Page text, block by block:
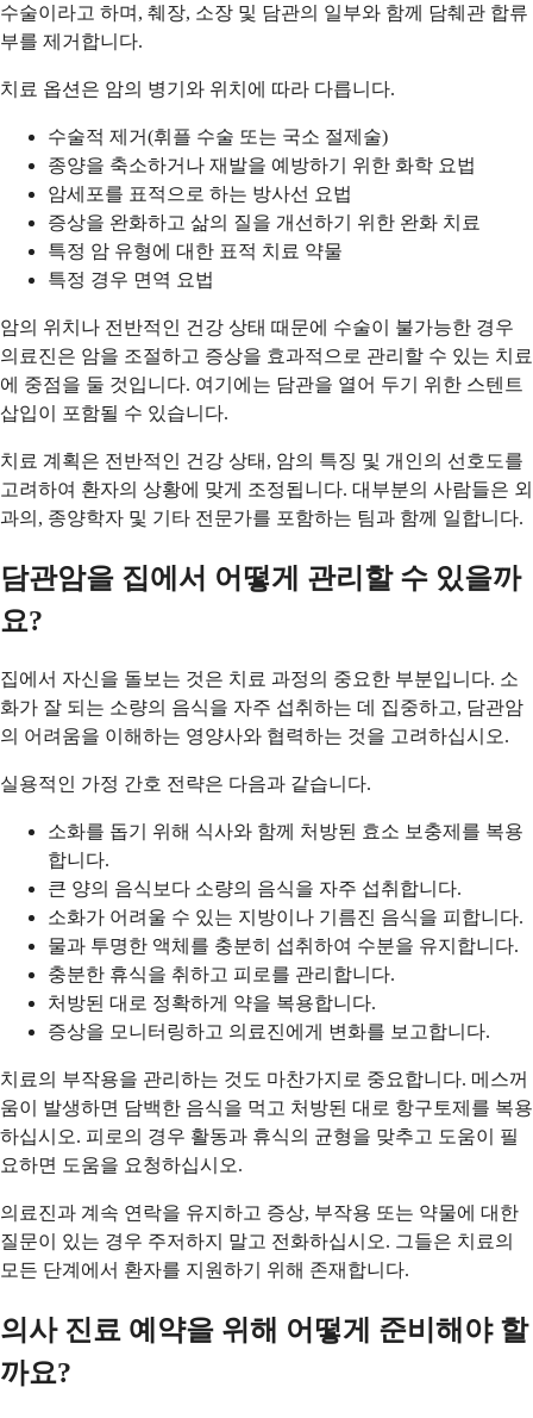
수술이라고 하며, 췌장, 소장 및 담관의 일부와 함께 담췌관 합류
부를 제거합니다.
치료 옵션은 암의 병기와 위치에 따라 다릅니다.
수술적 제거(휘플 수술 또는 국소 절제술)
종양을 축소하거나 재발을 예방하기 위한 화학 요법
암세포를 표적으로 하는 방사선 요법
증상을 완화하고 삶의 질을 개선하기 위한 완화 치료
특정 암 유형에 대한 표적 치료 약물
특정 경우 면역 요법
암의 위치나 전반적인 건강 상태 때문에 수술이 불가능한 경우
의료진은 암을 조절하고 증상을 효과적으로 관리할 수 있는 치료
에 중점을 둘 것입니다. 여기에는 담관을 열어 두기 위한 스텐트
삽입이 포함될 수 있습니다.
치료 계획은 전반적인 건강 상태, 암의 특징 및 개인의 선호도를
고려하여 환자의 상황에 맞게 조정됩니다. 대부분의 사람들은 외
과의, 종양학자 및 기타 전문가를 포함하는 팀과 함께 일합니다.
담관암을 집에서 어떻게 관리할 수 있을까
요?
집에서 자신을 돌보는 것은 치료 과정의 중요한 부분입니다. 소
화가 잘 되는 소량의 음식을 자주 섭취하는 데 집중하고, 담관암
의 어려움을 이해하는 영양사와 협력하는 것을 고려하십시오.
실용적인 가정 간호 전략은 다음과 같습니다.
소화를 돕기 위해 식사와 함께 처방된 효소 보충제를 복용
합니다.
큰 양의 음식보다 소량의 음식을 자주 섭취합니다.
소화가 어려울 수 있는 지방이나 기름진 음식을 피합니다.
물과 투명한 액체를 충분히 섭취하여 수분을 유지합니다.
충분한 휴식을 취하고 피로를 관리합니다.
처방된 대로 정확하게 약을 복용합니다.
증상을 모니터링하고 의료진에게 변화를 보고합니다.
치료의 부작용을 관리하는 것도 마찬가지로 중요합니다. 메스꺼
움이 발생하면 담백한 음식을 먹고 처방된 대로 항구토제를 복용
하십시오. 피로의 경우 활동과 휴식의 균형을 맞추고 도움이 필
요하면 도움을 요청하십시오.
의료진과 계속 연락을 유지하고 증상, 부작용 또는 약물에 대한
질문이 있는 경우 주저하지 말고 전화하십시오. 그들은 치료의
모든 단계에서 환자를 지원하기 위해 존재합니다.
의사 진료 예약을 위해 어떻게 준비해야 할
까요?